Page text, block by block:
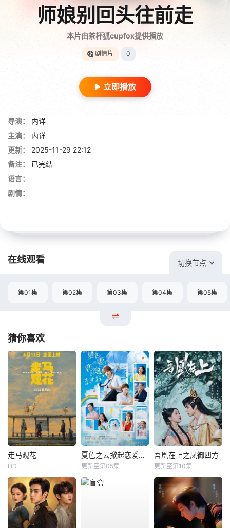
师娘别回头往前走
本片由茶杯狐cupfox提供播放
剧情片 0
立即播放
导演：
内详
主演：
内详
更新：
2025-11-29 22:12
备注：
已完结
语言：
剧情：
在线观看 切换节点
第01集 第02集 第03集 第04集 第05集
猜你喜欢
走马观花
HD
夏色之云掀起恋爱与风暴
更新至第05集
吾凰在上之凤御四方
更新至第10集